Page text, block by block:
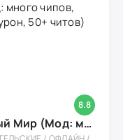
8.8
Toilet Fight Открытый Мир (Мод: много чипов, денег, все открыто, бессмертие, урон, 50+ читов)